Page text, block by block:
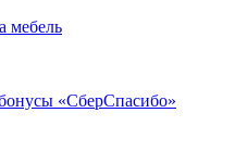
мебель
«СберСпасибо»